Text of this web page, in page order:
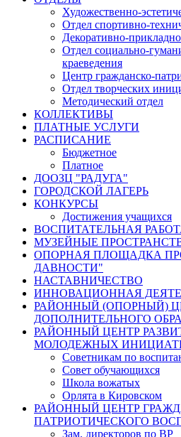
Художественно-
Отдел спортивно-
Декоративно-
Отдел социально-
краеведения
Центр гражданско-
Отдел творческих
Методический отдел
КОЛЛЕКТИВЫ
ПЛАТНЫЕ УСЛУГИ
РАСПИСАНИЕ
Бюджетное
Платное
ДООЗЦ "РАДУГА"
ГОРОДСКОЙ ЛАГЕРЬ
КОНКУРСЫ
Достижения учащихся
ВОСПИТАТЕЛЬНАЯ
МУЗЕЙНЫЕ
ОПОРНАЯ ПЛОЩАДКА
ДАВНОСТИ"
НАСТАВНИЧЕСТВО
ИННОВАЦИОННАЯ
РАЙОННЫЙ (ОПОРНЫЙ)
ДОПОЛНИТЕЛЬНОГО
РАЙОННЫЙ ЦЕНТР
МОЛОДЕЖНЫХ
Советникам по
Совет обучающихся
Школа вожатых
Орлята в Кировском
РАЙОННЫЙ ЦЕНТР
ПАТРИОТИЧЕСКОГО
Зам. директоров по ВР